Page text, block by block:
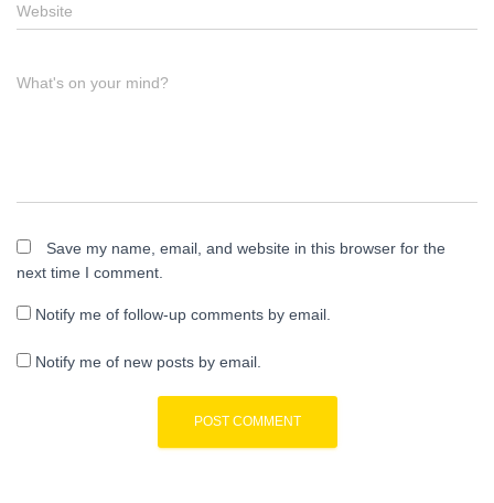
Website
What's on your mind?
Save my name, email, and website in this browser for the
next time I comment.
Notify me of follow-up comments by email.
Notify me of new posts by email.